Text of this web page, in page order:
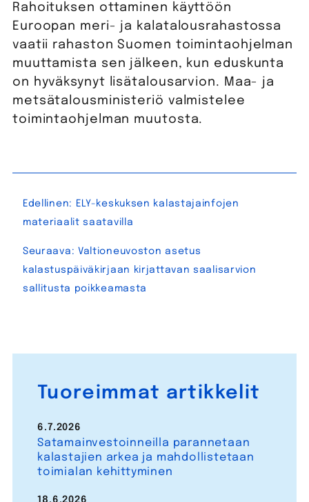
Rahoituksen ottaminen käyttöön
Euroopan meri- ja kalatalousrahastossa
vaatii rahaston Suomen toimintaohjelman
muuttamista sen jälkeen, kun eduskunta
on hyväksynyt lisätalousarvion. Maa- ja
metsätalousministeriö valmistelee
toimintaohjelman muutosta.
Artikkelien
selaus
Edellinen:
ELY-keskuksen kalastajainfojen
materiaalit saatavilla
Seuraava: Valtioneuvoston asetus
kalastuspäiväkirjaan kirjattavan saalisarvion
sallitusta poikkeamasta
Tuoreimmat artikkelit
Satamainvestoinneilla parannetaan
kalastajien arkea ja mahdollistetaan
toimialan kehittyminen
6.7.2026
18.6.2026